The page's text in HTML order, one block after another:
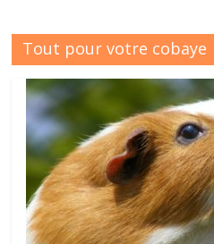
Tout pour votre cobaye